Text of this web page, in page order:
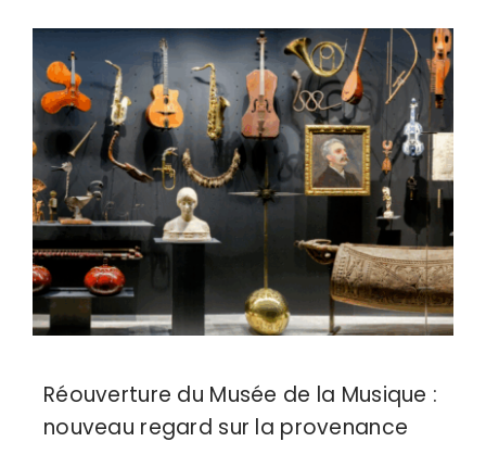
Réouverture du Musée de la Musique :
nouveau regard sur la provenance